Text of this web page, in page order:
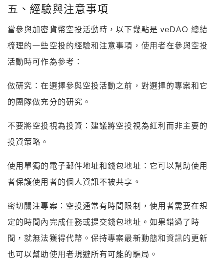
五、經驗與注意事項
當參與加密貨幣空投活動時，以下幾點是 veDAO 總結
梳理的一些空投的經驗和注意事項，使用者在參與空投
活動時可作為參考：
做研究：在選擇參與空投活動之前，對選擇的專案和它
的團隊做充分的研究。
不要將空投視為投資：建議將空投視為紅利而非主要的
投資策略。
使用單獨的電子郵件地址和錢包地址：它可以幫助使用
者保護使用者的個人資訊不被共享。
密切關注專案：空投通常有時間限制，使用者需要在規
定的時間內完成任務或提交錢包地址。如果錯過了時
間，就無法獲得代幣。保持專案最新動態和資訊的更新
也可以幫助使用者規避所有可能的騙局。